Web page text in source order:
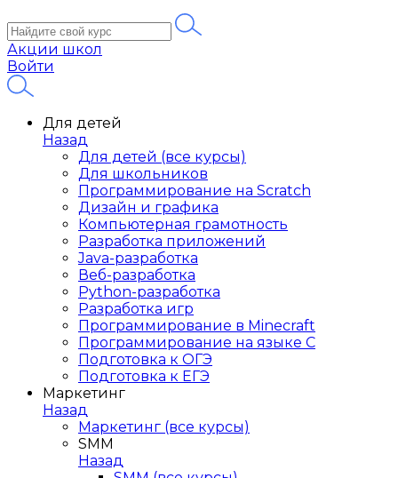
Акции школ
Войти
Для детей
Назад
Для детей (все курсы)
Для школьников
Программирование на Scratch
Дизайн и графика
Компьютерная грамотность
Разработка приложений
Java-разработка
Веб-разработка
Python-разработка
Разработка игр
Программирование в Minecraft
Программирование на языке C
Подготовка к ОГЭ
Подготовка к ЕГЭ
Маркетинг
Назад
Маркетинг (все курсы)
SMM
Назад